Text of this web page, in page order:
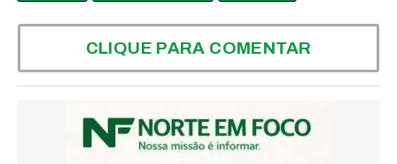
CLIQUE PARA COMENTAR